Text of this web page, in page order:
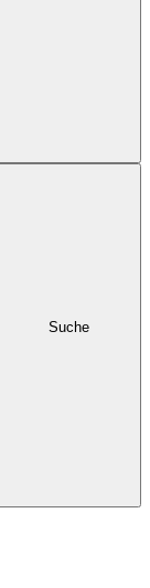
Suche